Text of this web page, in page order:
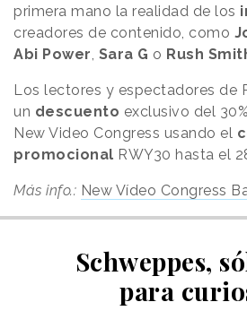
primera mano la realidad de los
creadores de contenido, como
Abi Power, Sara G o Rush
Los lectores y espectadores de
un descuento exclusivo del
New Video Congress usando el
promocional RWY30 hasta el
Más info.: New Vídeo Congress
Schweppes,
para